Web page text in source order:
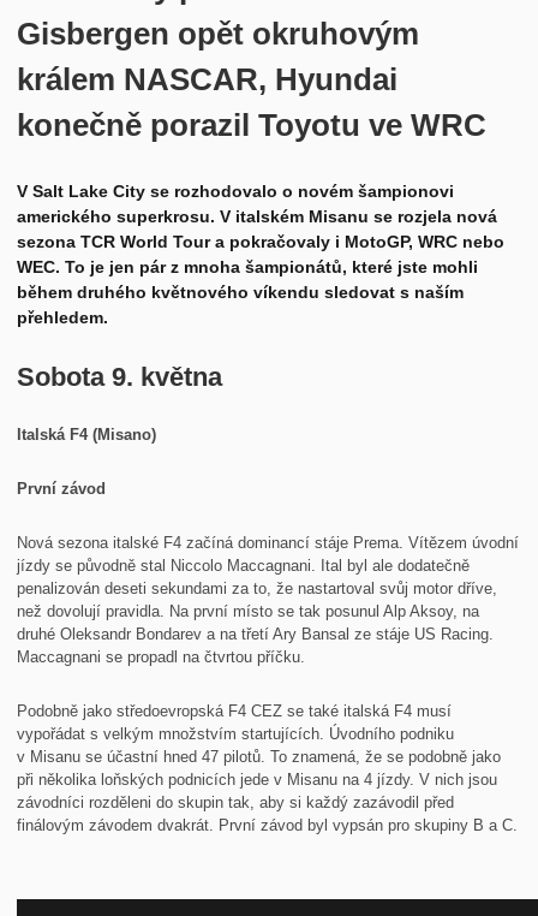
Kontakt
Gisbergen opět okruhovým
králem NASCAR, Hyundai
konečně porazil Toyotu ve WRC
V Salt Lake City se rozhodovalo o novém šampionovi
amerického superkrosu. V italském Misanu se rozjela nová
sezona TCR World Tour a pokračovaly i MotoGP, WRC nebo
WEC. To je jen pár z mnoha šampionátů, které jste mohli
během druhého květnového víkendu sledovat s naším
přehledem.
Sobota 9. května
Italská F4 (Misano)
První závod
Nová sezona italské F4 začíná dominancí stáje Prema. Vítězem úvodní
jízdy se původně stal Niccolo Maccagnani. Ital byl ale dodatečně
penalizován deseti sekundami za to, že nastartoval svůj motor dříve,
než dovolují pravidla. Na první místo se tak posunul Alp Aksoy, na
druhé Oleksandr Bondarev a na třetí Ary Bansal ze stáje US Racing.
Maccagnani se propadl na čtvrtou příčku.
Podobně jako středoevropská F4 CEZ se také italská F4 musí
vypořádat s velkým množstvím startujících. Úvodního podniku
v Misanu se účastní hned 47 pilotů. To znamená, že se podobně jako
při několika loňských podnicích jede v Misanu na 4 jízdy. V nich jsou
závodníci rozděleni do skupin tak, aby si každý zazávodil před
finálovým závodem dvakrát. První závod byl vypsán pro skupiny B a C.